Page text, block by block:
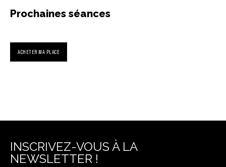
Prochaines séances
ACHETER MA PLACE
INSCRIVEZ-VOUS À LA
NEWSLETTER !